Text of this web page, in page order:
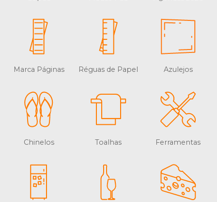
Marca Páginas Réguas de Papel Azulejos
Chinelos Toalhas Ferramentas